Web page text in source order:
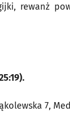
rewanż
7,